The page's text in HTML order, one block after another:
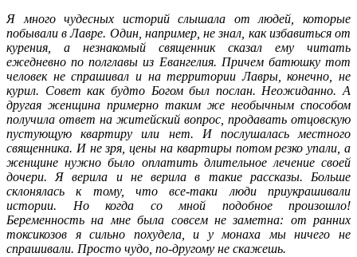
Я много чудесных историй слышала от людей, которые
побывали в Лавре. Один, например, не знал, как избавиться от
курения, а незнакомый священник сказал ему читать
ежедневно по полглавы из Евангелия. Причем батюшку тот
человек не спрашивал и на территории Лавры, конечно, не
курил. Совет как будто Богом был послан. Неожиданно. А
другая женщина примерно таким же необычным способом
получила ответ на житейский вопрос, продавать отцовскую
пустующую квартиру или нет. И послушалась местного
священника. И не зря, цены на квартиры потом резко упали, а
женщине нужно было оплатить длительное лечение своей
дочери. Я верила и не верила в такие рассказы. Больше
склонялась к тому, что все-таки люди приукрашивали
истории. Но когда со мной подобное произошло!
Беременность на мне была совсем не заметна: от ранних
токсикозов я сильно похудела, и у монаха мы ничего не
спрашивали. Просто чудо, по-другому не скажешь.